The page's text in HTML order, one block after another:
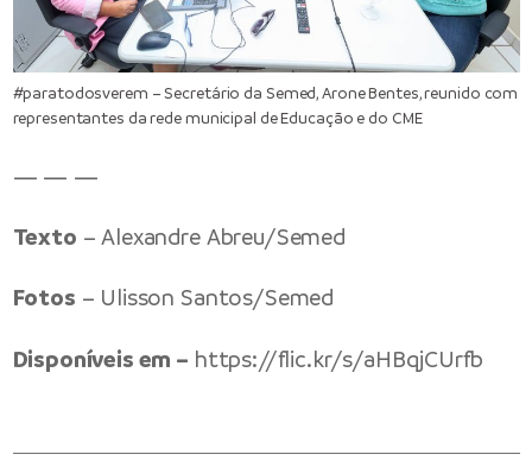
#paratodosverem – Secretário da Semed, Arone Bentes, reunido com
representantes da rede municipal de Educação e do CME
— — —
Texto – Alexandre Abreu/Semed
Fotos – Ulisson Santos/Semed
Disponíveis em – https://flic.kr/s/aHBqjCUrfb